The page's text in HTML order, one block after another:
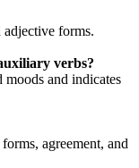
forms.
verbs?
moods and indicates
agreement, and